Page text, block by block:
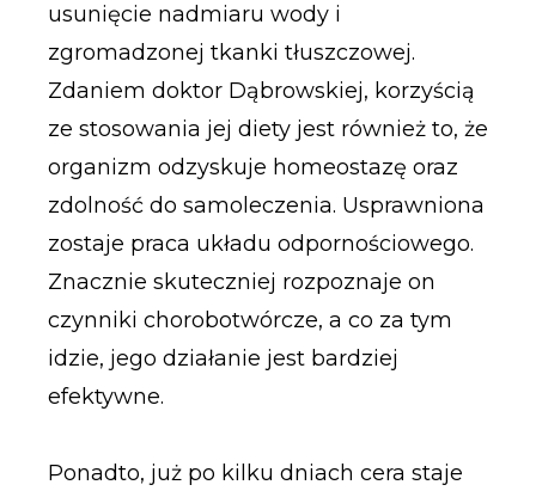
usunięcie nadmiaru wody i
zgromadzonej tkanki tłuszczowej.
Zdaniem doktor Dąbrowskiej, korzyścią
ze stosowania jej diety jest również to, że
organizm odzyskuje homeostazę oraz
zdolność do samoleczenia. Usprawniona
zostaje praca układu odpornościowego.
Znacznie skuteczniej rozpoznaje on
czynniki chorobotwórcze, a co za tym
idzie, jego działanie jest bardziej
efektywne.
Ponadto, już po kilku dniach cera staje